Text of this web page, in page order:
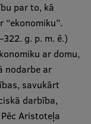
par to, kā
g. p. m. ē.)
ar domu,
nodarbe ar
savukārt
darbība,
Aristoteļa